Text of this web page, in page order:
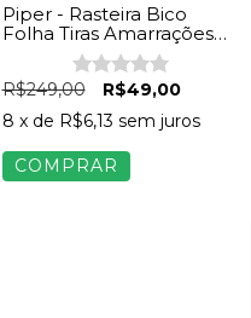
Piper - Rasteira Bico
Folha Tiras Amarrações
Feminina Off White
R$249,00
R$49,00
8 x de R$6,13 sem juros
COMPRAR